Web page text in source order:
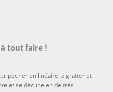
tout faire !
pêcher en linéaire, à gratter et
et se décline en de très